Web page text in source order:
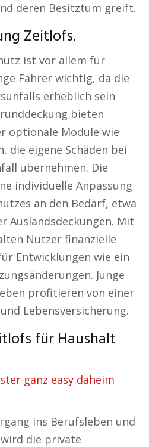
deren Besitztum greift.
Zeitlofs.
ist vor allem für
Fahrer wichtig, da die
erheblich sein
bieten
optionale Module wie
die eigene Schäden bei
übernehmen. Die
individuelle Anpassung
an den Bedarf, etwa
Auslandsdeckungen. Mit
Nutzer finanzielle
Entwicklungen wie ein
Junge
profitieren von einer
Lebensversicherung.
für Haushalt
ganz easy daheim
ins Berufsleben und
die private